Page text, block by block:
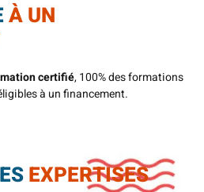
À UN
certifié, 100% des formations
à un financement.
EXPERTISES